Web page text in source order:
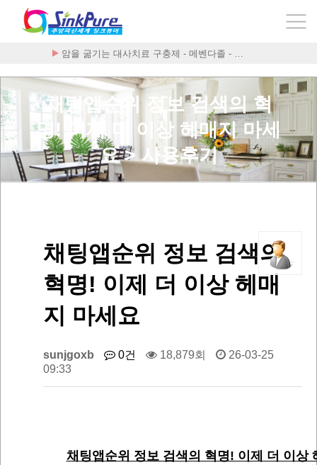
암을 굶기는 대사치료 구충제 - 메벤다졸 - …
채팅앱순위 정보 검색의 혁
명! 이제 더 이상 헤매지 마세
요 > 사용후기
채팅앱순위 정보 검색의
혁명! 이제 더 이상 헤매
지 마세요
sunjgoxb 0건 18,879회
26-03-25
09:33
채팅앱순위 정보 검색의 혁명! 이제 더 이상